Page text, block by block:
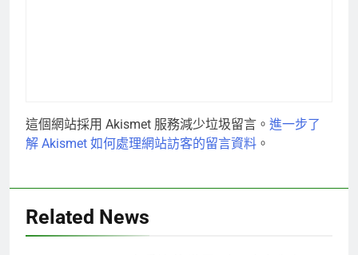
這個網站採用 Akismet 服務減少垃圾留言。 進一步了
解 Akismet 如何處理網站訪客的留言資料 。
Related News